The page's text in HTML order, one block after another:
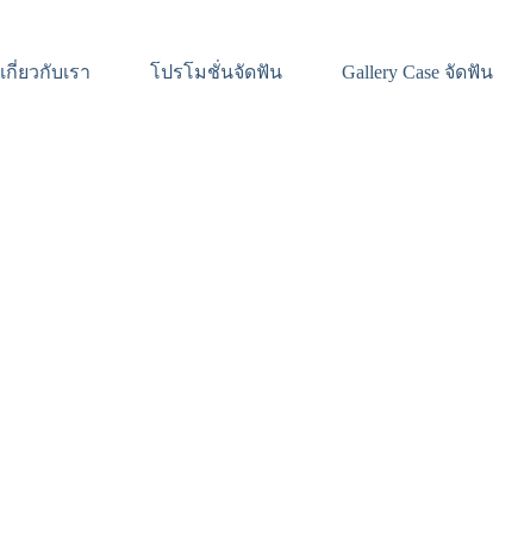
เกี่ยวกับเรา โปรโมชั่นจัดฟัน Gallery Case จัดฟัน